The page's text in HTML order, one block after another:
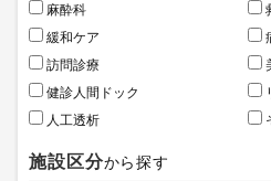
麻酔科
緩和ケア
訪問診療
健診人間ドック
人工透析
施設区分から探す